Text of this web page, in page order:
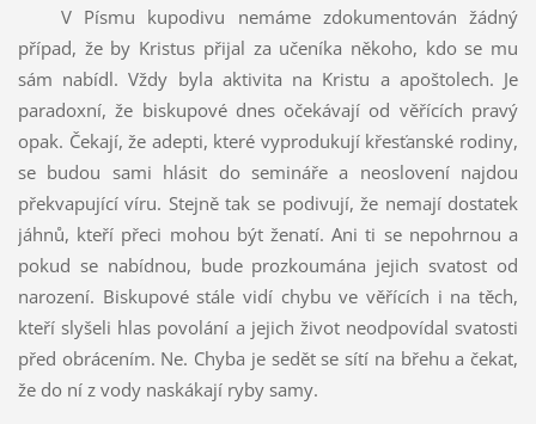
V Písmu kupodivu nemáme zdokumentován žádný
případ, že by Kristus přijal za učeníka někoho, kdo se mu
sám nabídl. Vždy byla aktivita na Kristu a apoštolech. Je
paradoxní, že biskupové dnes očekávají od věřících pravý
opak. Čekají, že adepti, které vyprodukují křesťanské rodiny,
se budou sami hlásit do semináře a neoslovení najdou
překvapující víru. Stejně tak se podivují, že nemají dostatek
jáhnů, kteří přeci mohou být ženatí. Ani ti se nepohrnou a
pokud se nabídnou, bude prozkoumána jejich svatost od
narození. Biskupové stále vidí chybu ve věřících i na těch,
kteří slyšeli hlas povolání a jejich život neodpovídal svatosti
před obrácením. Ne. Chyba je sedět se sítí na břehu a čekat,
že do ní z vody naskákají ryby samy.